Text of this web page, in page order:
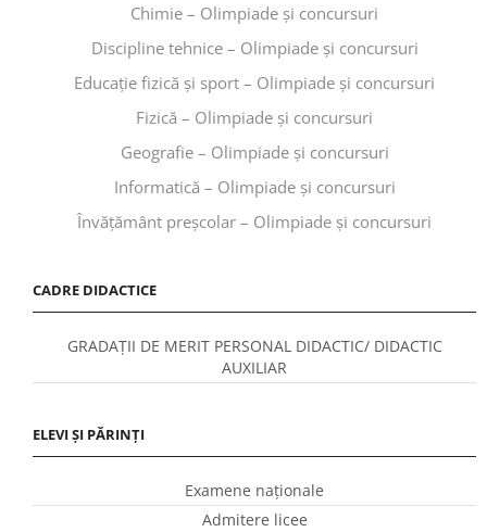
Chimie – Olimpiade și concursuri
Discipline tehnice – Olimpiade și concursuri
Educaţie fizică şi sport – Olimpiade și concursuri
Fizică – Olimpiade și concursuri
Geografie – Olimpiade și concursuri
Informatică – Olimpiade și concursuri
Învăţământ preşcolar – Olimpiade și concursuri
CADRE DIDACTICE
GRADAȚII DE MERIT PERSONAL DIDACTIC/ DIDACTIC
AUXILIAR
ELEVI ȘI PĂRINȚI
Examene naționale
Admitere licee